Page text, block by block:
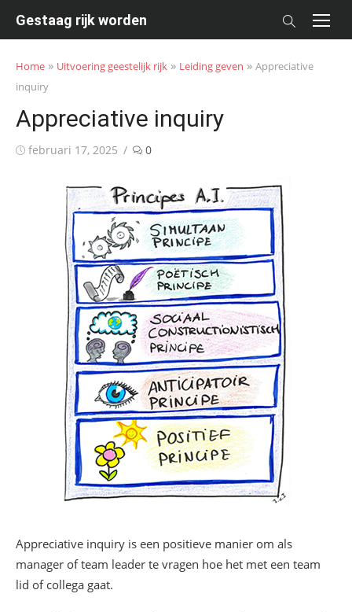
Gestaag rijk worden
Home » Uitvoering geestelijk rijk » Leiding geven » Appreciative
inquiry
Appreciative inquiry
Posted
februari 17, 2025 0
Appreciative inquiry is een positieve manier om als
manager of team leader te vragen hoe het met een team
lid of collega gaat.